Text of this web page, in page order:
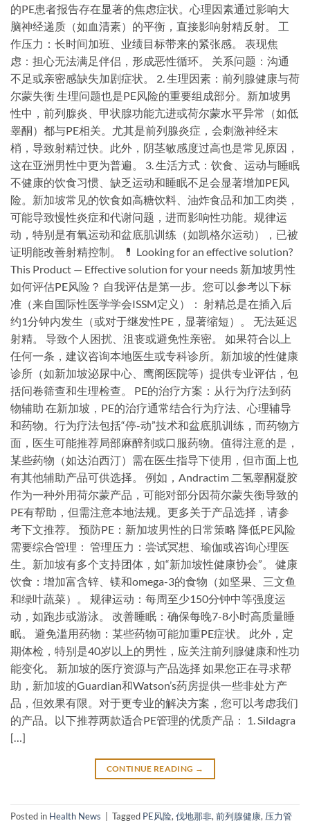
的PE患者报告存在显著的焦虑症状。心理因素通过影响大
脑神经递质（如血清素）的平衡，直接影响射精反射。 工
作压力：长时间加班、业绩目标带来的紧张感。 表现焦
虑：担心无法满足伴侣，形成恶性循环。 关系问题：沟通
不足或亲密感缺失加剧症状。 2. 生理因素：前列腺健康与荷
尔蒙失衡 生理问题也是PE风险的重要组成部分。新加坡男
性中，前列腺炎、甲状腺功能亢进或荷尔蒙水平异常（如低
睾酮）都与PE相关。尤其是前列腺炎症，会刺激神经末
梢，导致射精过快。此外，阴茎敏感度过高也是常见原因，
这在亚洲男性中更为普遍。 3. 生活方式：饮食、运动与睡眠
不健康的饮食习惯、缺乏运动和睡眠不足会显著增加PE风
险。新加坡常见的饮食如高糖饮料、油炸食品和加工肉类，
可能导致慢性炎症和代谢问题，进而影响性功能。规律运
动，特别是有氧运动和盆底肌训练（如凯格尔运动），已被
证明能改善射精控制。 💊 Looking for an effective solution?
This Product — Effective solution for your needs 新加坡男性
如何评估PE风险？ 自我评估是第一步。您可以参考以下标
准（来自国际性医学学会ISSM定义）： 射精总是在插入后
约1分钟内发生（或对于继发性PE，显著缩短）。 无法延迟
射精。 导致个人困扰、沮丧或避免性亲密。 如果符合以上
任何一条，建议咨询本地医生或专科诊所。新加坡的性健康
诊所（如新加坡泌尿中心、鹰阁医院等）提供专业评估，包
括问卷筛查和生理检查。 PE的治疗方案：从行为疗法到药
物辅助 在新加坡，PE的治疗通常结合行为疗法、心理辅导
和药物。行为疗法包括“停-动”技术和盆底肌训练，而药物方
面，医生可能推荐局部麻醉剂或口服药物。值得注意的是，
某些药物（如达泊西汀）需在医生指导下使用，但市面上也
有其他辅助产品可供选择。 例如，Andractim 二氢睾酮凝胶
作为一种外用荷尔蒙产品，可能对部分因荷尔蒙失衡导致的
PE有帮助，但需注意本地法规。更多关于产品选择，请参
考下文推荐。 预防PE：新加坡男性的日常策略 降低PE风险
需要综合管理： 管理压力：尝试冥想、瑜伽或咨询心理医
生。新加坡有多个支持团体，如“新加坡性健康协会”。 健康
饮食：增加富含锌、镁和omega-3的食物（如坚果、三文鱼
和绿叶蔬菜）。 规律运动：每周至少150分钟中等强度运
动，如跑步或游泳。 改善睡眠：确保每晚7-8小时高质量睡
眠。 避免滥用药物：某些药物可能加重PE症状。 此外，定
期体检，特别是40岁以上的男性，应关注前列腺健康和性功
能变化。 新加坡的医疗资源与产品选择 如果您正在寻求帮
助，新加坡的Guardian和Watson’s药房提供一些非处方产
品，但效果有限。对于更专业的解决方案，您可以考虑我们
的产品。以下推荐两款适合PE管理的优质产品： 1. Sildagra
[…]
CONTINUE READING →
Posted in Health News Tagged PE风险,伐地那非,前列腺健康, 压力管